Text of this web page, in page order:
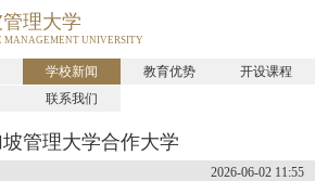
理大学
MANAGEMENT UNIVERSITY
学校新闻 教育优势
开设课程
联系我们
管理大学合作大学
2026-06-02 11:55